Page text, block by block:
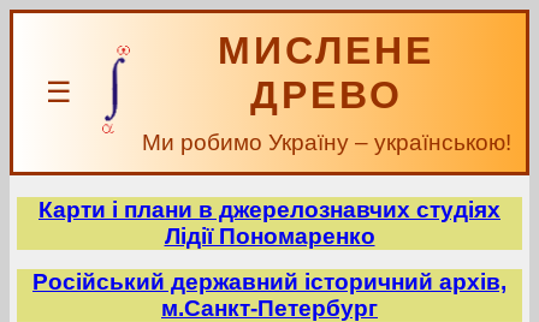
☰
МИСЛЕНЕ
ДРЕВО
Ми робимо Україну – українською!
Карти і плани в джерелознавчих студіях
Лідії Пономаренко
Російський державний історичний архів,
м.Санкт-Петербург